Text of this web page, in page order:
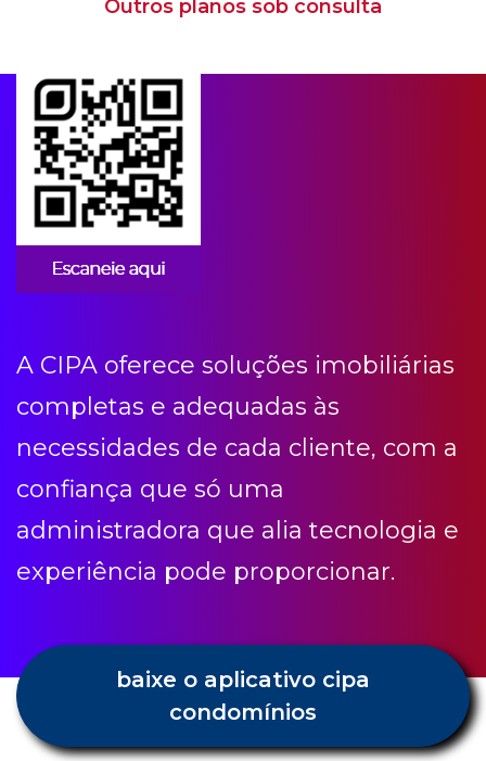
A CIPA oferece soluções imobiliárias
completas e adequadas às
necessidades de cada cliente, com a
administradora que alia tecnologia e
experiência pode proporcionar.
baixe o aplicativo cipa
condomínios
Condomínio etc
Receba todas as novidades e dicas
Cipa.